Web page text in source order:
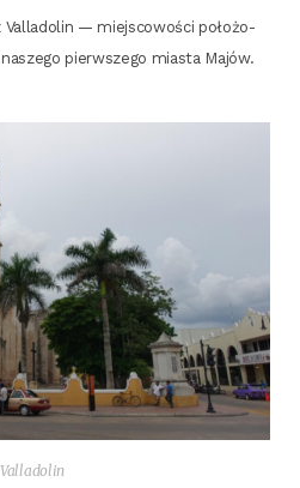
Val­la­do­lin — miej­sco­wo­ści poło­żo­
pierw­sze­go mia­sta Majów.
Val­la­do­lin